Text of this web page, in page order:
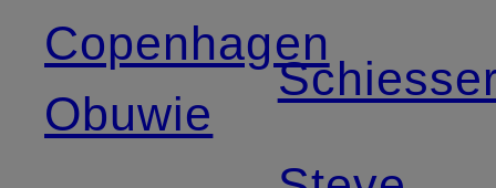
Copenhagen
Obuwie